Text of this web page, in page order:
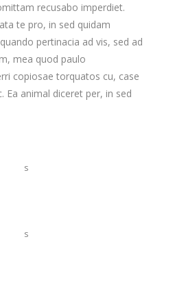
recusabo imperdiet.
te pro, in sed quidam
pertinacia ad vis, sed ad
mea quod paulo
copiosae torquatos cu, case
Ea animal diceret per, in sed